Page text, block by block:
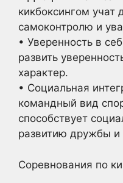
кикбоксингом учат
самоконтролю и
• Уверенность в
развить
характер.
• Социальная
командный вид
способствует
развитию дружбы
Соревнования по